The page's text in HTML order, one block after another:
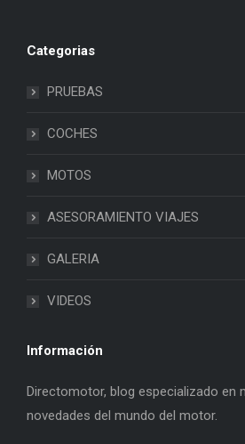
Categorias
PRUEBAS
COCHES
MOTOS
ASESORAMIENTO VIAJES
GALERIA
VIDEOS
Información
Directomotor, blog especializado en
novedades del mundo del motor.